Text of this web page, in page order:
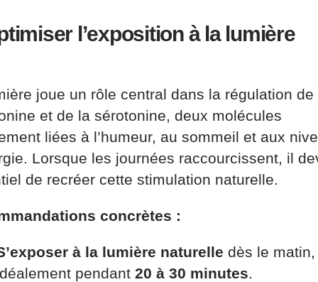
l’exposition à la lumière
joue un rôle central dans la régulation de
et de la sérotonine, deux molécules
liées à l’humeur, au sommeil et aux
Lorsque les journées raccourcissent, il
de recréer cette stimulation naturelle.
concrètes :
à la lumière naturelle dès le matin,
pendant 20 à 30 minutes